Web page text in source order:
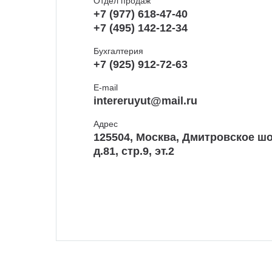
+7 (977) 618-47-40
+7 (495) 142-12-34
Бухгалтерия
+7 (925) 912-72-63
E-mail
intereruyut@mail.ru
Адрес
125504, Москва, Дмитровское
д.81, стр.9, эт.2